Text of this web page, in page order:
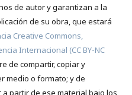
de autor y garantizan a la
de su obra, que estará
Creative Commons,
Internacional (CC BY-NC
de compartir, copiar y
medio o formato; y de